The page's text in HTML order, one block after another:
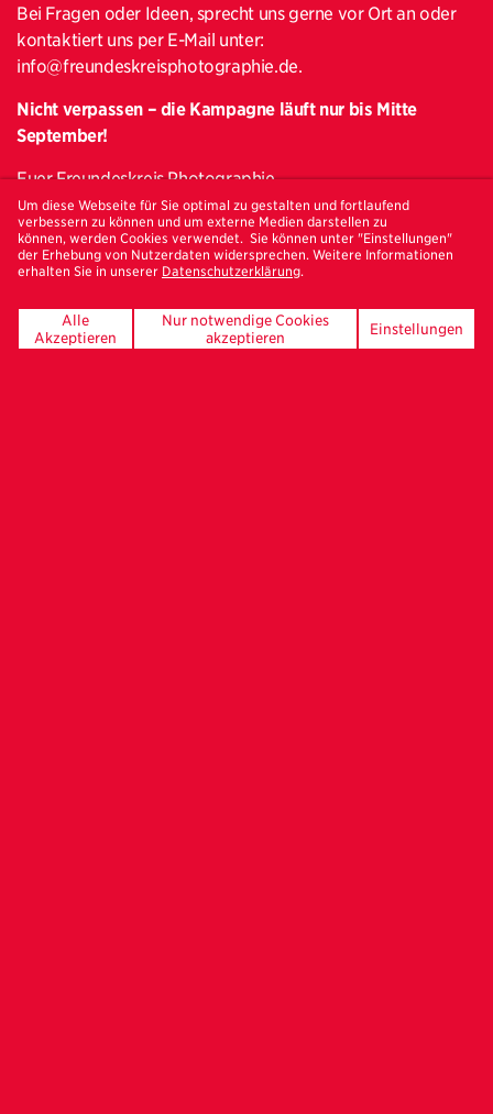
Bei Fragen oder Ideen, sprecht uns gerne vor Ort an oder
kontaktiert uns per E-Mail unter:
info@freundeskreisphotographie.de.
Nicht verpassen – die Kampagne läuft nur bis Mitte
September!
Euer Freundeskreis Photographie
Um externe Inhalte anschauen zu können, müssen
Cookies für Externe Medien zugelassen werden.
Cookies für Externe Medien erlauben.
Um diese Webseite für Sie optimal zu gestalten und fortlaufend
verbessern zu können und um externe Medien darstellen zu
können, werden Cookies verwendet. Sie können unter "Einstellungen"
der Erhebung von Nutzerdaten widersprechen. Weitere Informationen
erhalten Sie in unserer Datenschutzerklärung.
Alle
Akzeptieren
Nur notwendige Cookies
akzeptieren
Einstellungen